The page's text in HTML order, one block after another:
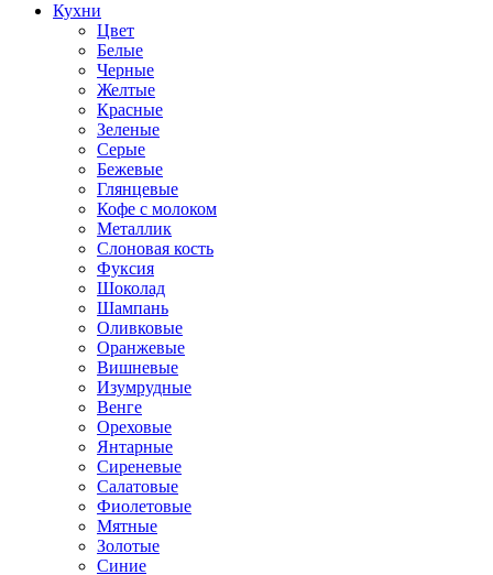
Кухни
Цвет
Белые
Черные
Желтые
Красные
Зеленые
Серые
Бежевые
Глянцевые
Кофе с молоком
Металлик
Слоновая кость
Фуксия
Шоколад
Шампань
Оливковые
Оранжевые
Вишневые
Изумрудные
Венге
Ореховые
Янтарные
Сиреневые
Салатовые
Фиолетовые
Мятные
Золотые
Синие